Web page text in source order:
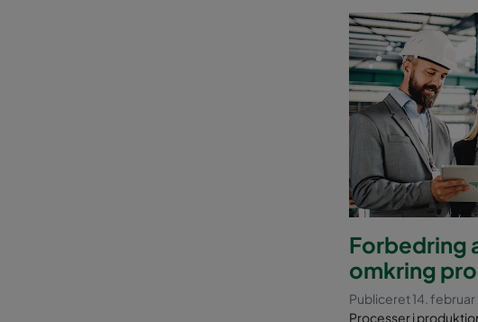
Forbedring
omkring
Publiceret 14.
Processer i